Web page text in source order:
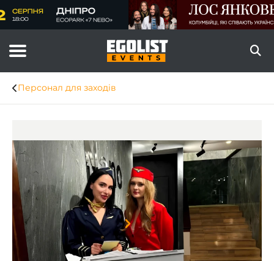
Персонал для заходів
Item
of